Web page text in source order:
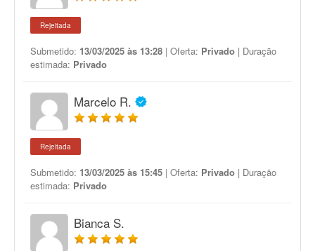
Rejeitada
Submetido: 13/03/2025 às 13:28 | Oferta: Privado | Duração
estimada: Privado
Marcelo R.
Rejeitada
Submetido: 13/03/2025 às 15:45 | Oferta: Privado | Duração
estimada: Privado
Bianca S.